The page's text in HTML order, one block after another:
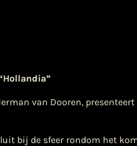
van Dooren,
bij de sfeer rondom het